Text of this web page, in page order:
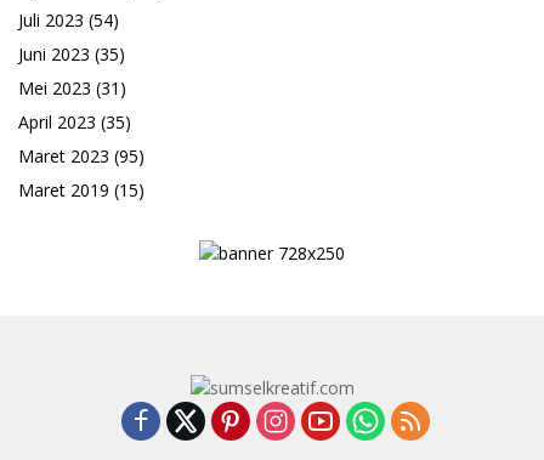
Juli 2023 (54)
Juni 2023 (35)
Mei 2023 (31)
April 2023 (35)
Maret 2023 (95)
Maret 2019 (15)